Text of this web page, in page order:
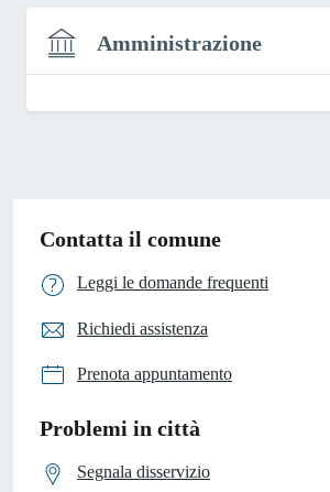
Amministrazione
Contatta il comune
Leggi le domande frequenti
Richiedi assistenza
Prenota appuntamento
Problemi in città
Segnala disservizio